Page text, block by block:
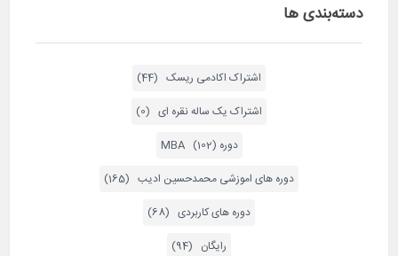
دسته‌بندی ها
اشتراک اکادمی ریسک (44)
اشتراک یک ساله نقره ای (0)
دوره MBA (102)
دوره های اموزشی محمدحسین ادیب (165)
دوره های کاربردی (68)
رایگان (94)